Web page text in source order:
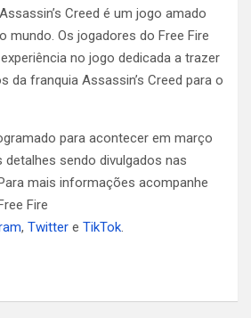
Creed é um jogo amado
mundo. Os jogadores do Free Fire
no jogo dedicada a trazer
da franquia Assassin’s Creed para o
para acontecer em março
sendo divulgados nas
mais informações acompanhe
Fire
, Twitter e TikTok.